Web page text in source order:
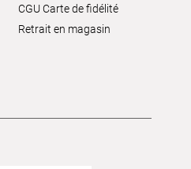
CGU Carte de fidélité
Retrait en magasin